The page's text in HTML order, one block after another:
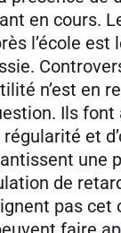
en cours.
l’école est
n’est en
Ils font
et
une
de
pas cet